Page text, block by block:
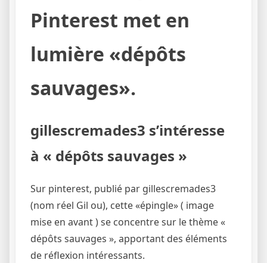
Pinterest met en
lumière «dépôts
sauvages».
gillescremades3 s’intéresse
à « dépôts sauvages »
Sur pinterest, publié par gillescremades3
(nom réel Gil ou), cette «épingle» ( image
mise en avant ) se concentre sur le thème «
dépôts sauvages », apportant des éléments
de réflexion intéressants.